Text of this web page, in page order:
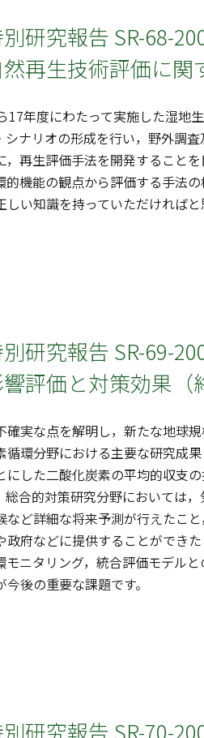
研究報告 SR-68-
然再生技術評価に関
年度にわたって実施した湿地
ナリオの形成を行い，野外調
，再生評価手法を開発すること
機能の観点から評価する手法
い知識を持っていただければと
研究報告 SR-69-
響評価と対策効果
実な点を解明し，新たな地球
環分野における主要な研究成
にした二酸化炭素の平均的収支
合的対策研究分野においては
ど詳細な将来予測が行えたこ
府などに提供することができ
ニタリング，統合評価モデル
後の重要な課題です。
研究報告 SR-70-